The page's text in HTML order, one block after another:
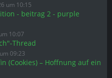
um 10:15
- beitrag 2 - purple
10:07
Thread
09:23
(Cookies) – Hoffnung auf ein